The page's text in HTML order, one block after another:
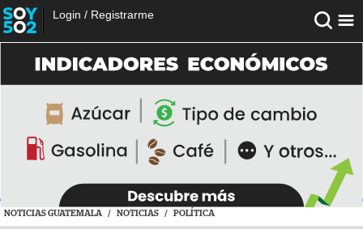
Login / Registrarme
NOTICIAS GUATEMALA / NOTICIAS / POLÍTICA